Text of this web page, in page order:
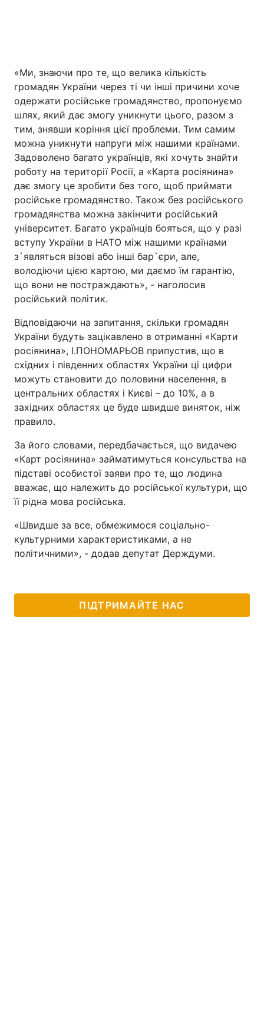
«Ми, знаючи про те, що велика кількість
громадян України через ті чи інші причини хоче
одержати російське громадянство, пропонуємо
шлях, який дає змогу уникнути цього, разом з
тим, знявши коріння цієї проблеми. Тим самим
можна уникнути напруги між нашими країнами.
Задоволено багато українців, які хочуть знайти
роботу на території Росії, а «Карта росіянина»
дає змогу це зробити без того, щоб приймати
російське громадянство. Також без російського
громадянства можна закінчити російський
університет. Багато українців бояться, що у разі
вступу України в НАТО між нашими країнами
з`являться візові або інші бар`єри, але,
володіючи цією картою, ми даємо їм гарантію,
що вони не постраждають», - наголосив
російський політик.
Відповідаючи на запитання, скільки громадян
України будуть зацікавлено в отриманні «Карти
росіянина», І.ПОНОМАРЬОВ припустив, що в
східних і південних областях України ці цифри
можуть становити до половини населення, в
центральних областях і Києві – до 10%, а в
західних областях це буде швидше виняток, ніж
правило.
За його словами, передбачається, що видачею
«Карт росіянина» займатимуться консульства на
підставі особистої заяви про те, що людина
вважає, що належить до російської культури, що
її рідна мова російська.
«Швидше за все, обмежимося соціально-
культурними характеристиками, а не
політичними», - додав депутат Держдуми.
ПІДТРИМАЙТЕ НАС